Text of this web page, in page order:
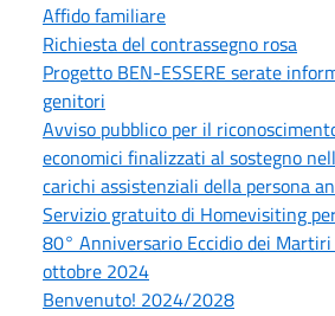
Affido familiare
Richiesta del contrassegno rosa
Progetto BEN-ESSERE serate
genitori
Avviso pubblico per il
economici finalizzati al sostegno
carichi assistenziali della persona
Servizio gratuito di Homevisiting
80° Anniversario Eccidio dei
ottobre 2024
Benvenuto! 2024/2028